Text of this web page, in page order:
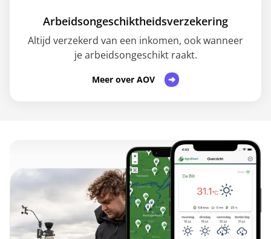
Arbeidsongeschiktheidsverzekering
Altijd verzekerd van een inkomen, ook wanneer
je arbeidsongeschikt raakt.
Meer over AOV